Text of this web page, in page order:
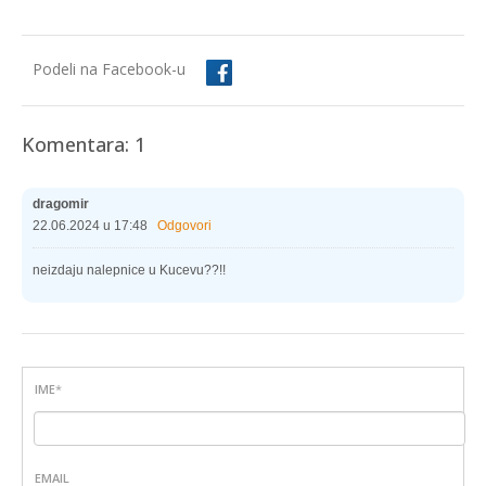
Podeli na Facebook-u
Komentara: 1
dragomir
22.06.2024 u 17:48 Odgovori
neizdaju nalepnice u Kucevu??!!
IME*
EMAIL